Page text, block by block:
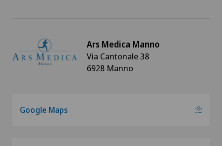
Ars Medica Manno
Via Cantonale 38
6928 Manno
Google Maps